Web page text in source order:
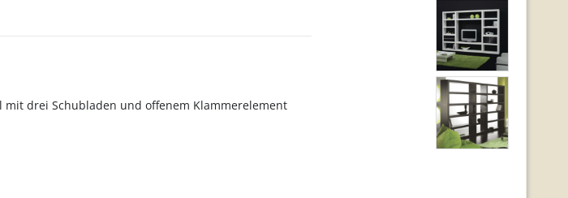
mit drei Schubladen und offenem Klammerelement